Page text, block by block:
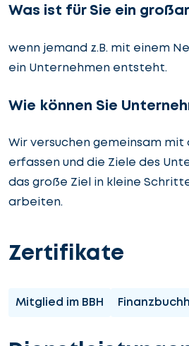
Was ist für Sie ein
wenn jemand z.B. mit einem
ein Unternehmen entsteht.
Wie können Sie
Wir versuchen gemeinsam
erfassen und die Ziele des
das große Ziel in kleine
arbeiten.
Zertifikate
Mitglied im BBH